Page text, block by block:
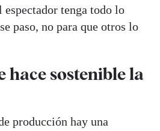
espectador tenga todo lo
paso, no para que otros lo
hace sostenible la
producción hay una